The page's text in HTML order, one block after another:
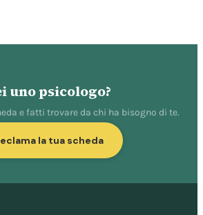
uno psicologo?
e fatti trovare da chi ha bisogno di te.
la tua scheda